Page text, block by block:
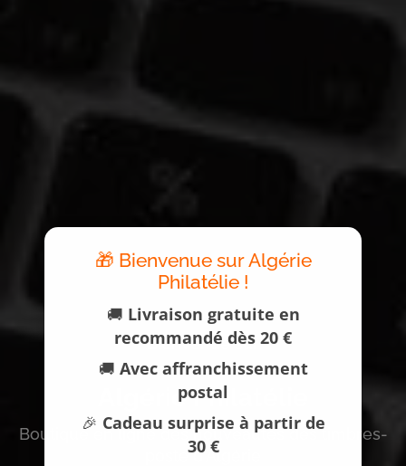
Bienvenue sur
Algérie Philatélie
Boutique en ligne des nouveautés des timbres-
poste d‘Algérie
🎁 Bienvenue sur Algérie
Philatélie !
🚚 Livraison gratuite en
recommandé dès 20 €
🚚 Avec affranchissement
postal
🎉 Cadeau surprise à partir de
30 €